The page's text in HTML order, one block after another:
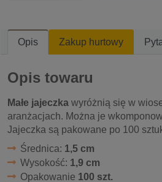
Opis Zakup hurtowy
Opis towaru
Małe jajeczka wyróżnią się w
aranżacjach. Można je
Jajeczka są pakowane po 100
Średnica: 1,5 cm
Wysokość: 1,9 cm
Opakowanie 100 szt.